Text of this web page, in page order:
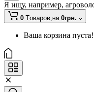
Я ищу, например,
0 Tоваров,на 0грн.
Ваша корзина пуста!